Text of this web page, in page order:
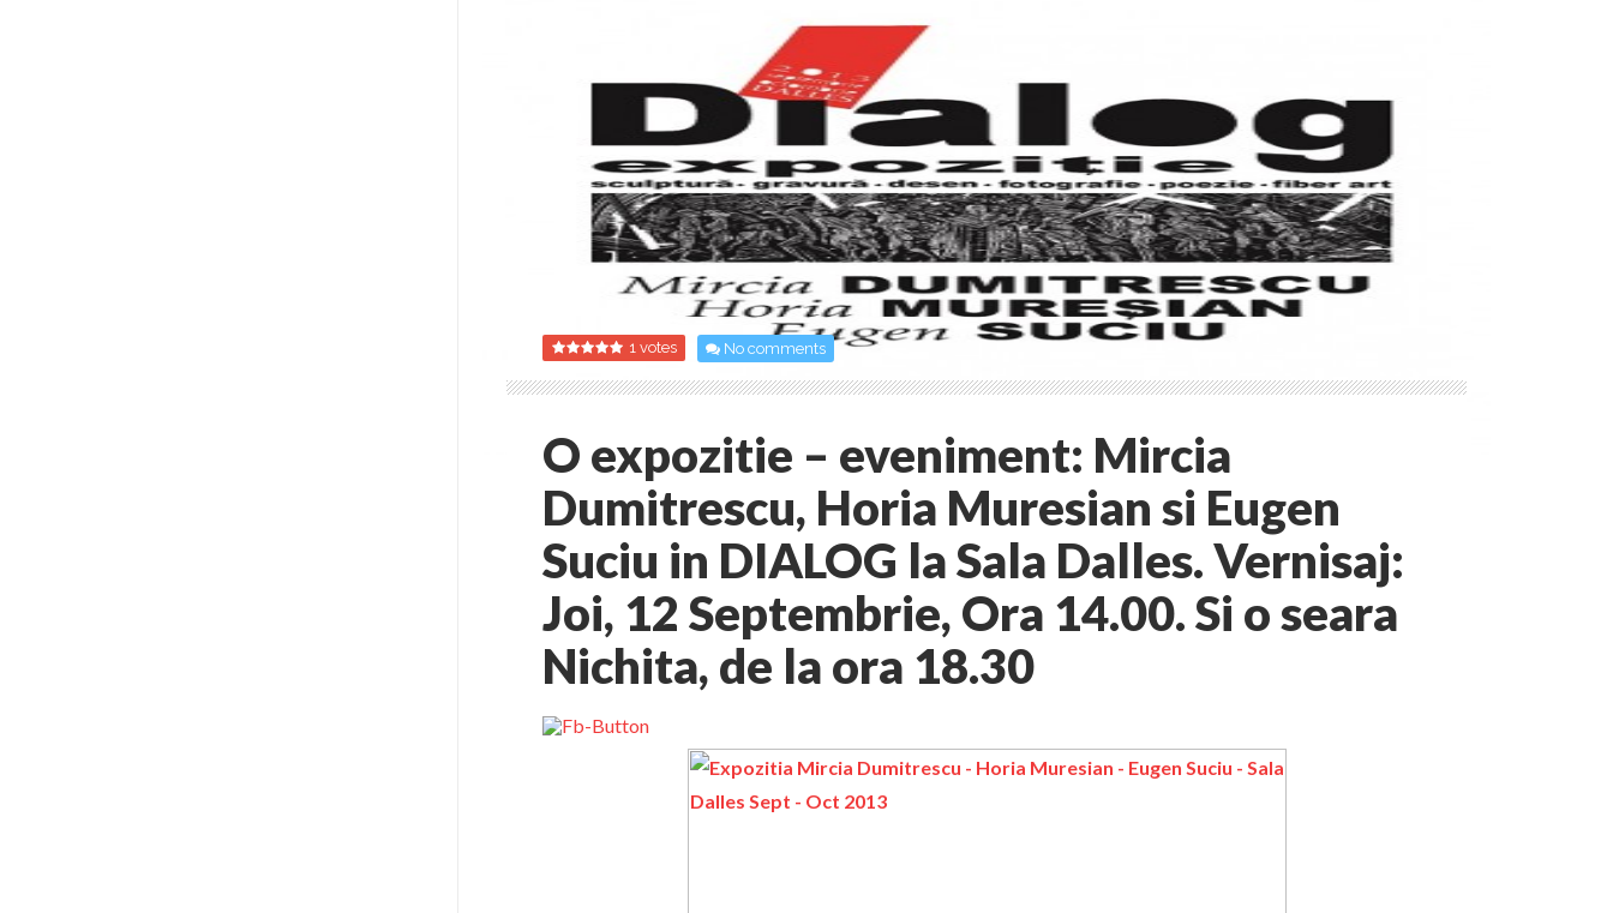
1 votes No comments
O expozitie – eveniment: Mircia
Dumitrescu, Horia Muresian si Eugen
Suciu in DIALOG la Sala Dalles. Vernisaj:
Joi, 12 Septembrie, Ora 14.00. Si o seara
Nichita, de la ora 18.30